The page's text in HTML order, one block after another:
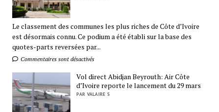
Le classement des communes les plus riches de Côte d’Ivoire
est désormais connu. Ce podium a été établi sur la base des
quotes-parts reversées par...
Commentaires sont désactivés
Vol direct Abidjan Beyrouth: Air Côte
d’Ivoire reporte le lancement du 29 mars
PAR VALAIRE S